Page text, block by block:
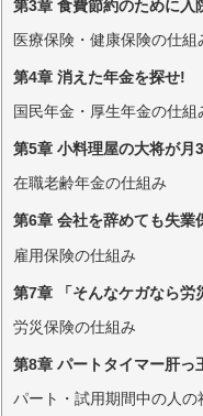
第3章 食費節約のために入
医療保険・健康保険の仕組
第4章 消えた年金を探せ!
国民年金・厚生年金の仕組
第5章 小料理屋の大将が月
在職老齢年金の仕組み
第6章 会社を辞めても失業
雇用保険の仕組み
第7章 「そんなケガなら労
労災保険の仕組み
第8章 パートタイマー肝っ
パート・試用期間中の人の